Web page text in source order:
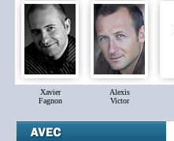
Xavier
Fagnon
Alexis
Victor